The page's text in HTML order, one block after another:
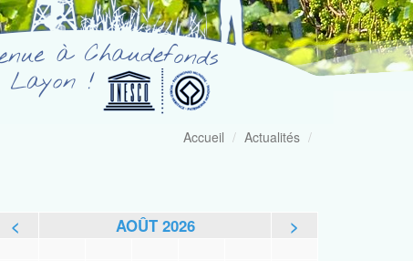
Accueil Actualités
< AOÛT 2026 >